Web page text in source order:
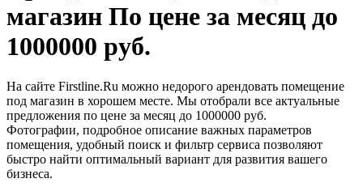
магазин По цене за месяц до
1000000 руб.
На сайте Firstline.Ru можно недорого арендовать помещение
под магазин в хорошем месте. Мы отобрали все актуальные
предложения по цене за месяц до 1000000 руб.
Фотографии, подробное описание важных параметров
помещения, удобный поиск и фильтр сервиса позволяют
быстро найти оптимальный вариант для развития вашего
бизнеса.